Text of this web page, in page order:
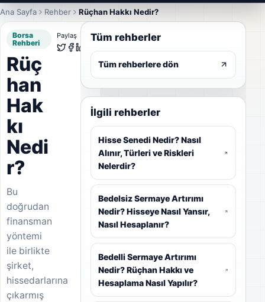
Ana Sayfa Rehber Rüçhan Hakkı Nedir?
Borsa
Rehberi
Rüç
han
Hak
kı
Nedi
r?
Bu
doğrudan
finansman
yöntemi
ile birlikte
şirket,
hissedarlarına
çıkarmış
Paylaş Tüm rehberler
Tüm rehberlere dön
İlgili rehberler
Hisse Senedi Nedir? Nasıl
Alınır, Türleri ve Riskleri
Nelerdir?
Bedelsiz Sermaye Artırımı
Nedir? Hisseye Nasıl Yansır,
Nasıl Hesaplanır?
Bedelli Sermaye Artırımı
Nedir? Rüçhan Hakkı ve
Hesaplama Nasıl Yapılır?